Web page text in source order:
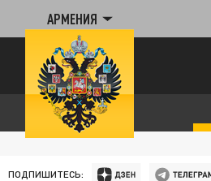
АРМЕНИЯ
ПОДПИШИТЕСЬ: